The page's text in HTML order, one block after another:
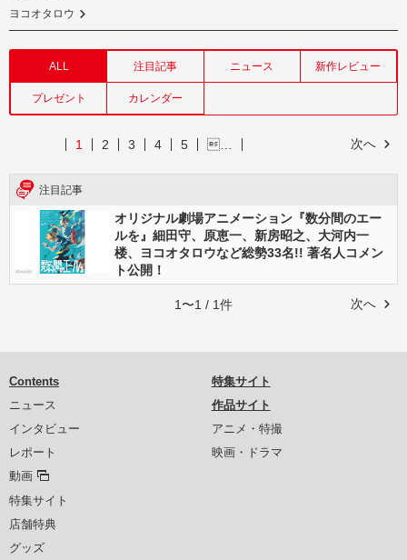
ヨコオタロウ
ALL 注目記事 ニュース 新作レビュー
プレゼント カレンダー
次へ
1 2 3 4 5 …
注目記事
オリジナル劇場アニメーション『数分間のエー
ルを』細田守、原恵一、新房昭之、大河内一
楼、ヨコオタロウなど総勢33名!! 著名人コメン
ト公開！
次へ
1〜1 / 1件
Contents
ニュース
インタビュー
レポート
動画
特集サイト
店舗特典
グッズ
特集サイト
作品サイト
アニメ・特撮
映画・ドラマ